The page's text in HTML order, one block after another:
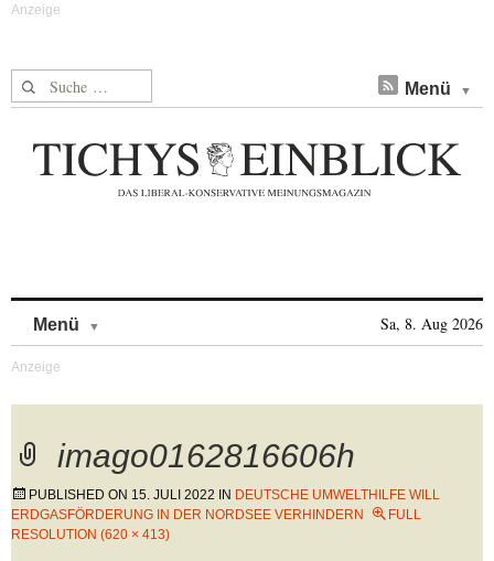
Suche nach: Menü
Menü Sa, 8. Aug 2026
imago0162816606h
PUBLISHED ON 15. JULI 2022 IN DEUTSCHE UMWELTHILFE WILL
ERDGASFÖRDERUNG IN DER NORDSEE VERHINDERN
FULL
RESOLUTION (620 × 413)